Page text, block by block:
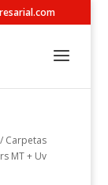
/ Carpetas
MT + Uv